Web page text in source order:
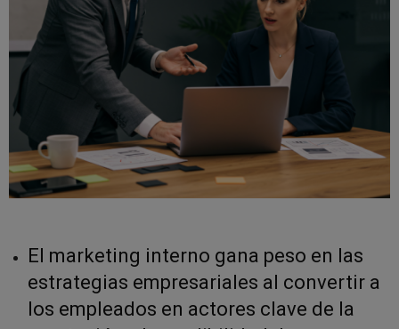
El marketing interno gana peso en las
estrategias empresariales al convertir a
los empleados en actores clave de la